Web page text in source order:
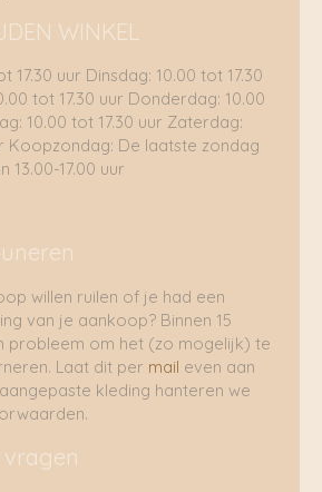
WINKEL
17.30 uur Dinsdag: 10.00 tot 17.30
tot 17.30 uur Donderdag: 10.00
10.00 tot 17.30 uur Zaterdag:
Koopzondag: De laatste zondag
13.00-17.00 uur
willen ruilen of je had een
van je aankoop? Binnen 15
probleem om het (zo mogelijk) te
Laat dit per mail even aan
kleding hanteren we